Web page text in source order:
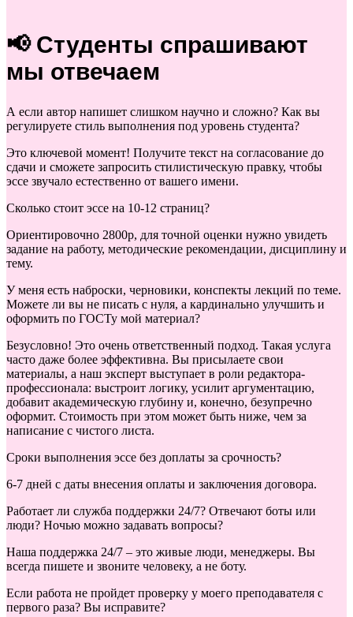
📢 Студенты спрашивают
мы отвечаем
А если автор напишет слишком научно и сложно? Как вы
регулируете стиль выполнения под уровень студента?
Это ключевой момент! Получите текст на согласование до
сдачи и сможете запросить стилистическую правку, чтобы
эссе звучало естественно от вашего имени.
Сколько стоит эссе на 10-12 страниц?
Ориентировочно 2800р, для точной оценки нужно увидеть
задание на работу, методические рекомендации, дисциплину и
тему.
У меня есть наброски, черновики, конспекты лекций по теме.
Можете ли вы не писать с нуля, а кардинально улучшить и
оформить по ГОСТу мой материал?
Безусловно! Это очень ответственный подход. Такая услуга
часто даже более эффективна. Вы присылаете свои
материалы, а наш эксперт выступает в роли редактора-
профессионала: выстроит логику, усилит аргументацию,
добавит академическую глубину и, конечно, безупречно
оформит. Стоимость при этом может быть ниже, чем за
написание с чистого листа.
Сроки выполнения эссе без доплаты за срочность?
6-7 дней с даты внесения оплаты и заключения договора.
Работает ли служба поддержки 24/7? Отвечают боты или
люди? Ночью можно задавать вопросы?
Наша поддержка 24/7 – это живые люди, менеджеры. Вы
всегда пишете и звоните человеку, а не боту.
Если работа не пройдет проверку у моего преподавателя с
первого раза? Вы исправите?